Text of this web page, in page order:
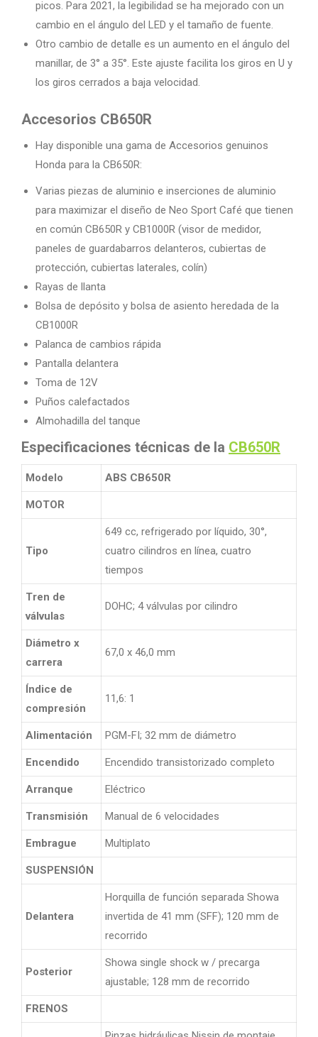
picos. Para 2021, la legibilidad se ha mejorado con un
cambio en el ángulo del LED y el tamaño de fuente.
Otro cambio de detalle es un aumento en el ángulo del
manillar, de 3° a 35°. Este ajuste facilita los giros en U y
los giros cerrados a baja velocidad.
Accesorios CB650R
Hay disponible una gama de Accesorios genuinos
Honda para la CB650R:
Varias piezas de aluminio e inserciones de aluminio
para maximizar el diseño de Neo Sport Café que tienen
en común CB650R y CB1000R (visor de medidor,
paneles de guardabarros delanteros, cubiertas de
protección, cubiertas laterales, colín)
Rayas de llanta
Bolsa de depósito y bolsa de asiento heredada de la
CB1000R
Palanca de cambios rápida
Pantalla delantera
Toma de 12V
Puños calefactados
Almohadilla del tanque
Especificaciones técnicas de la CB650R
Modelo ABS CB650R
MOTOR
Tipo
649 cc, refrigerado por líquido, 30°,
cuatro cilindros en línea, cuatro
tiempos
Tren de
válvulas
DOHC; 4 válvulas por cilindro
Diámetro x
carrera
67,0 x 46,0 mm
Índice de
compresión
11,6: 1
Alimentación PGM-FI; 32 mm de diámetro
Encendido Encendido transistorizado completo
Arranque Eléctrico
Transmisión Manual de 6 velocidades
Embrague Multiplato
SUSPENSIÓN
Delantera
Horquilla de función separada Showa
invertida de 41 mm (SFF); 120 mm de
recorrido
Posterior
Showa single shock w / precarga
ajustable; 128 mm de recorrido
FRENOS